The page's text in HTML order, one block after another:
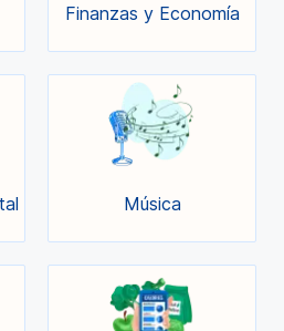
Finanzas y Economía
Música